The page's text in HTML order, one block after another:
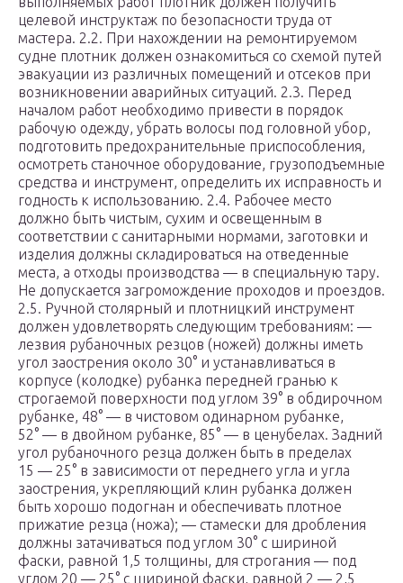
целевой инструктаж по безопасности труда от
мастера. 2.2. При нахождении на ремонтируемом
судне плотник должен ознакомиться со схемой путей
эвакуации из различных помещений и отсеков при
возникновении аварийных ситуаций. 2.3. Перед
началом работ необходимо привести в порядок
рабочую одежду, убрать волосы под головной убор,
подготовить предохранительные приспособления,
осмотреть станочное оборудование, грузоподъемные
средства и инструмент, определить их исправность и
годность к использованию. 2.4. Рабочее место
должно быть чистым, сухим и освещенным в
соответствии с санитарными нормами, заготовки и
изделия должны складироваться на отведенные
места, а отходы производства — в специальную тару.
Не допускается загромождение проходов и проездов.
2.5. Ручной столярный и плотницкий инструмент
должен удовлетворять следующим требованиям: —
лезвия рубаночных резцов (ножей) должны иметь
угол заострения около 30° и устанавливаться в
корпусе (колодке) рубанка передней гранью к
строгаемой поверхности под углом 39° в обдирочном
рубанке, 48° — в чистовом одинарном рубанке,
52° — в двойном рубанке, 85° — в ценубелах. Задний
угол рубаночного резца должен быть в пределах
15 — 25° в зависимости от переднего угла и угла
заострения, укрепляющий клин рубанка должен
быть хорошо подогнан и обеспечивать плотное
прижатие резца (ножа); — стамески для дробления
должны затачиваться под углом 30° с шириной
фаски, равной 1,5 толщины, для строгания — под
углом 20 — 25° с шириной фаски, равной 2 — 2,5